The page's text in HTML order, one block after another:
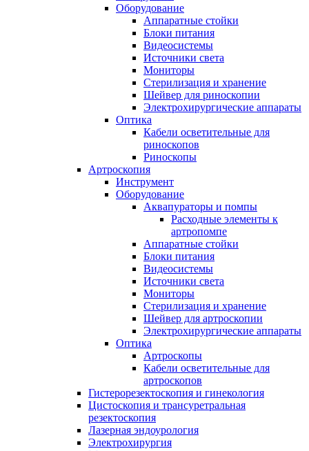
Оборудование
Аппаратные стойки
Блоки питания
Видеосистемы
Источники света
Мониторы
Стерилизация и хранение
Шейвер для риноскопии
Электрохирургические аппараты
Оптика
Кабели осветительные для
риноскопов
Риноскопы
Артроскопия
Инструмент
Оборудование
Аквапураторы и помпы
Расходные элементы к
артропомпе
Аппаратные стойки
Блоки питания
Видеосистемы
Источники света
Мониторы
Стерилизация и хранение
Шейвер для артроскопии
Электрохирургические аппараты
Оптика
Артроскопы
Кабели осветительные для
артроскопов
Гистерорезектоскопия и гинекология
Цистоскопия и трансуретральная
резектоскопия
Лазерная эндоурология
Электрохирургия